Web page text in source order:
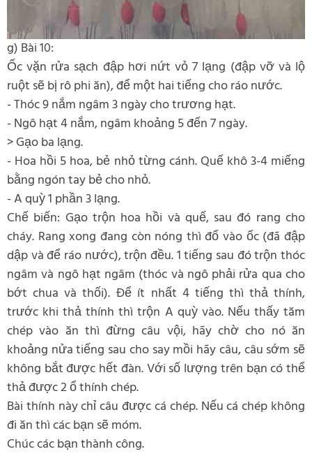
g) Bài 10:
Ốc vặn rửa sạch đập hơi nứt vỏ 7 lạng (đập vỡ và lộ
ruột sẽ bị rô phi ăn), để một hai tiếng cho ráo nước.
- Thóc 9 nắm ngâm 3 ngày cho trương hạt.
- Ngô hạt 4 nắm, ngâm khoảng 5 đến 7 ngày.
> Gạo ba lạng.
- Hoa hồi 5 hoa, bẻ nhỏ từng cánh. Quế khô 3-4 miếng
bằng ngón tay bẻ cho nhỏ.
- A quỳ 1 phần 3 lạng.
Chế biến: Gạo trộn hoa hồi và quế, sau đó rang cho
cháy. Rang xong đang còn nóng thì đổ vào ốc (đã đập
dập và để ráo nước), trộn đều. 1 tiếng sau đó trộn thóc
ngâm và ngô hạt ngâm (thóc và ngô phải rửa qua cho
bớt chua và thối). Để ít nhất 4 tiếng thì thả thính,
trước khi thả thính thì trộn A quỳ vào. Nếu thấy tăm
chép vào ăn thì đừng câu vội, hãy chờ cho nó ăn
khoảng nửa tiếng sau cho say mồi hãy câu, câu sớm sẽ
không bắt được hết đàn. Với số lượng trên bạn có thể
thả được 2 ổ thính chép.
Bài thính này chỉ câu được cá chép. Nếu cá chép không
đi ăn thì các bạn sẽ móm.
Chúc các bạn thành công.